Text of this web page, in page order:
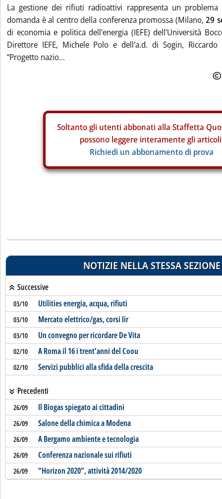
La gestione dei rifiuti radioattivi rappresenta un problema
domanda è al centro della conferenza promossa (Milano, 29
di economia e politica dell'energia (IEFE) dell'Università
Direttore IEFE, Michele Polo e dell'a.d. di Sogin, Riccardo
“Progetto nazio...
Soltanto gli utenti abbonati alla Staffetta
possono leggere interamente gli
Richiedi un abbonamento di prova
NOTIZIE NELLA STESSA SEZIONE
Successive
03/10 Utilities energia, acqua, rifiuti
03/10 Mercato elettrico/gas, corsi Iir
03/10 Un convegno per ricordare De Vita
02/10 A Roma il 16 i trent'anni del Coou
02/10 Servizi pubblici alla sfida della crescita
Precedenti
26/09 Il Biogas spiegato ai cittadini
26/09 Salone della chimica a Modena
26/09 A Bergamo ambiente e tecnologia
26/09 Conferenza nazionale sui rifiuti
26/09 “Horizon 2020”, attività 2014/2020